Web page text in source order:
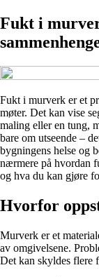
Fukt i
Fukt i murverk er et
møter. Det kan vise
maling eller en tung,
bare om utseende –
bygningens helse og
nærmere på hvordan
og hva du kan gjøre
Hvorfor
Murverk er et
av omgivelsene.
Det kan skyldes flere